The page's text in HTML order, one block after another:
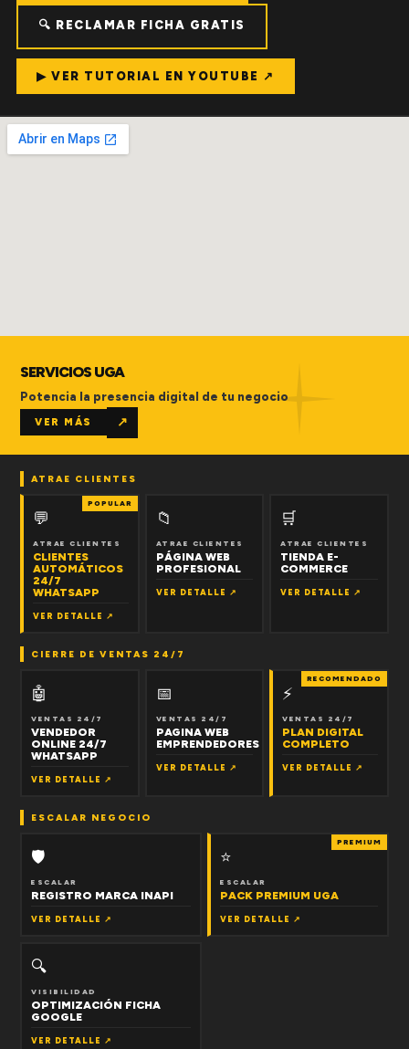
🔍 RECLAMAR FICHA GRATIS
▶ VER TUTORIAL EN YOUTUBE ↗
SERVICIOS UGA
Potencia la presencia digital de tu negocio
VER MÁS ↗
ATRAE CLIENTES
POPULAR
💬
ATRAE CLIENTES
CLIENTES
AUTOMÁTICOS
24/7
WHATSAPP
VER DETALLE ↗
📁
ATRAE CLIENTES
PÁGINA WEB
PROFESIONAL
VER DETALLE ↗
🛒
ATRAE CLIENTES
TIENDA E-
COMMERCE
VER DETALLE ↗
CIERRE DE VENTAS 24/7
🤖
VENTAS 24/7
VENDEDOR
ONLINE 24/7
WHATSAPP
VER DETALLE ↗
📅
VENTAS 24/7
PAGINA WEB
EMPRENDEDORES
VER DETALLE ↗
RECOMENDADO
⚡
VENTAS 24/7
PLAN DIGITAL
COMPLETO
VER DETALLE ↗
ESCALAR NEGOCIO
🛡
ESCALAR
REGISTRO MARCA INAPI
VER DETALLE ↗
PREMIUM
⭐
ESCALAR
PACK PREMIUM UGA
VER DETALLE ↗
🔍
VISIBILIDAD
OPTIMIZACIÓN FICHA
GOOGLE
VER DETALLE ↗